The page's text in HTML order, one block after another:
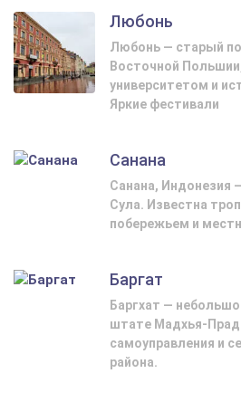
Любонь
Любонь — старый
Восточной
университетом и
Яркие фестивали
Санана
Санана, Индонезия
Сула. Известна
побережьем и
Баргат
Баргхат —
штате Мадхья-
самоуправления и
района.